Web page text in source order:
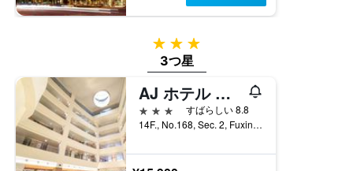
3つ星
3つ星
AJ ホテル シンチュウ
3つ星
すばらしい 8.8
14F., No.168, Sec. 2, Fuxing 3rd Rd., 竹北市, 台湾